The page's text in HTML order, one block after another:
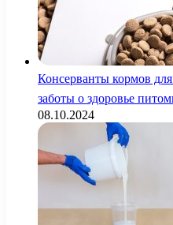
Консерванты кормов
заботы о здоровье
08.10.2024